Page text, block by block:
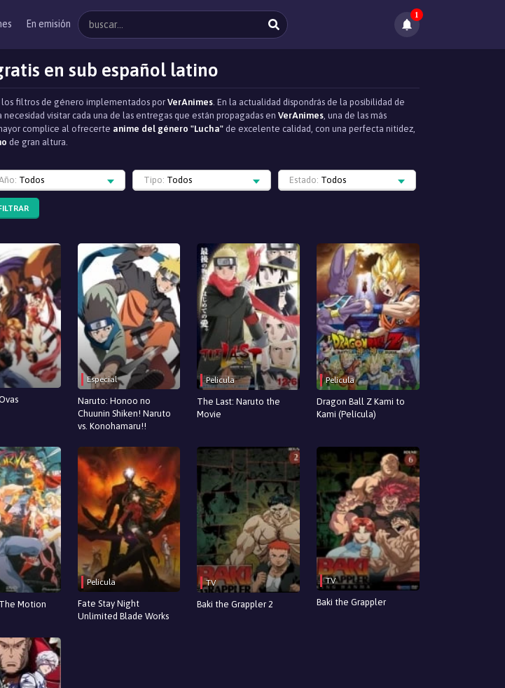
En emisión
1
en sub español latino
filtros de género implementados por VerAnimes. En la actualidad dispondrás de la posibilidad de
visitar cada una de las entregas que están propagadas en VerAnimes, una de las más
complice al ofrecerte anime del género "Lucha" de excelente calidad, con una perfecta nitidez,
de gran altura.
Todos Tipo: Todos Estado: Todos
Especial
Naruto: Honoo no
Chuunin Shiken! Naruto
vs. Konohamaru!!
Pelicula
The Last: Naruto the
Movie
Pelicula
Dragon Ball Z Kami to
Kami (Película)
Motion
Pelicula
Fate Stay Night
Unlimited Blade Works
TV
Baki the Grappler 2
TV
Baki the Grappler